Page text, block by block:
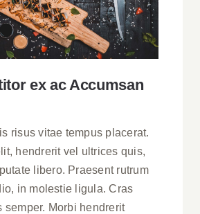
ex ac Accumsan
risus vitae tempus placerat.
hendrerit vel ultrices quis,
libero. Praesent rutrum
in molestie ligula. Cras
semper. Morbi hendrerit